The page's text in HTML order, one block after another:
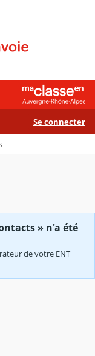
Se connecter
» n'a été
de votre ENT